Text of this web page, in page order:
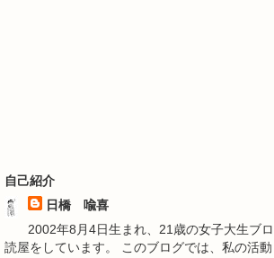
自己紹介
日橋 喩喜
2002年8月4日生まれ、21歳の女子大生ブ
読屋をしています。 このブログでは、私の活